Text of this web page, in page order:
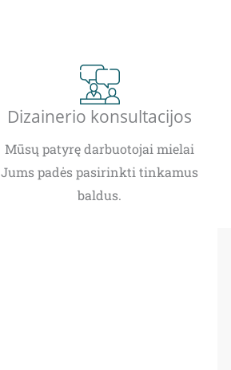
Dizainerio konsultacijos
Mūsų patyrę darbuotojai mielai
Jums padės pasirinkti tinkamus
baldus.